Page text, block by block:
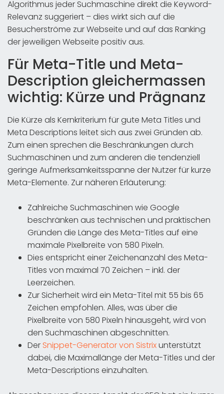
Algorithmus jeder Suchmaschine direkt die Keyword-
Relevanz suggeriert – dies wirkt sich auf die
Besucherströme zur Webseite und auf das Ranking
der jeweiligen Webseite positiv aus.
Für Meta-Title und Meta-
Description gleichermassen
wichtig: Kürze und Prägnanz
Die Kürze als Kernkriterium für gute Meta Titles und
Meta Descriptions leitet sich aus zwei Gründen ab.
Zum einen sprechen die Beschränkungen durch
Suchmaschinen und zum anderen die tendenziell
geringe Aufmerksamkeitsspanne der Nutzer für kurze
Meta-Elemente. Zur näheren Erläuterung:
Zahlreiche Suchmaschinen wie Google
beschränken aus technischen und praktischen
Gründen die Länge des Meta-Titles auf eine
maximale Pixelbreite von 580 Pixeln.
Dies entspricht einer Zeichenanzahl des Meta-
Titles von maximal 70 Zeichen – inkl. der
Leerzeichen.
Zur Sicherheit wird ein Meta-Titel mit 55 bis 65
Zeichen empfohlen. Alles, was über die
Pixelbreite von 580 Pixeln hinausgeht, wird von
den Suchmaschinen abgeschnitten.
Der Snippet-Generator von Sistrixunterstützt
dabei, die Maximallänge der Meta-Titles und der
Meta-Descriptions einzuhalten.